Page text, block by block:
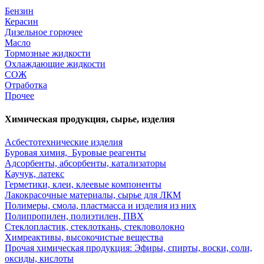
Бензин
Керасин
Дизельное горючее
Масло
Тормозные жидкости
Охлаждающие жидкости
СОЖ
Отработка
Прочее
Химическая продукция, сырье, изделия
Асбестотехнические изделия
Буровая химия, Буровые реагенты
Адсорбенты, абсорбенты, катализаторы
Каучук, латекс
Герметики, клеи, клеевые компоненты
Лакокрасочные материалы, сырье для ЛКМ
Полимеры, смола, пластмасса и изделия из них
Полипропилен, полиэтилен, ПВХ
Стеклопластик, стеклоткань, стекловолокно
Химреактивы, высокочистые вещества
Прочая химическая продукция: Эфиры, спирты, воски, соли,
оксиды, кислоты